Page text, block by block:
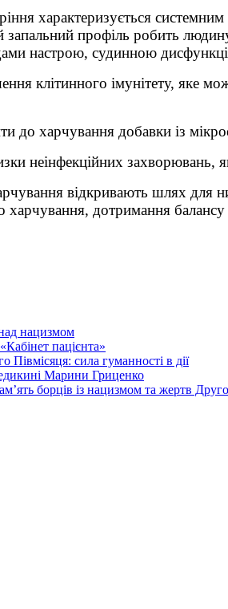
характеризується
запальний профіль робить
настрою, судинною
клітинного імунітету, яке
харчування добавки із
неінфекційних захворювань,
відкривають шлях для
дотримання
нацизмом
пацієнта»
сила гуманності в дії
Марини Гриценко
борців із нацизмом та жертв